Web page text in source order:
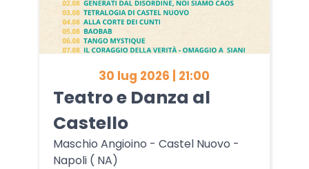
30 lug 2026 | 21:00
Teatro e Danza al
Castello
Maschio Angioino - Castel Nuovo -
Napoli ( NA)